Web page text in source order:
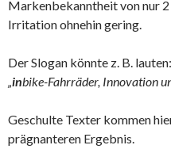
Markenbekanntheit von nur
Irritation ohnehin gering.
Der Slogan könnte z. B. lauten:
„inbike-Fahrräder, Innovation
Geschulte Texter kommen
prägnanteren Ergebnis.